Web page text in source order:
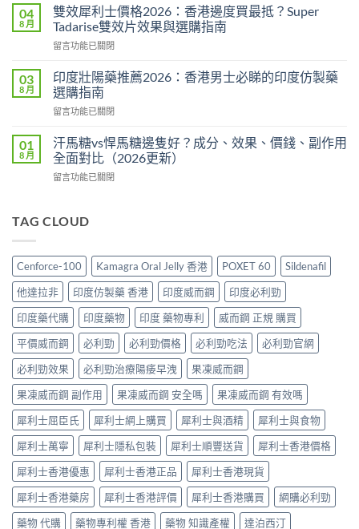
格
2026
攻
印
度
Viagra
價
比
較、
辨
購
買
指
南〉
中
利
勁
印
度
價
格
2026：
香
哪
裡
最
POXET-
原
廠
比
較
及
正
貨
分
辨
指
南〉
中
04
8 月
雙效犀利士價格2026：香港邊度買最抵？Super
Tadarise雙效片效果與選購指南
在
效
犀
利
士
格
2026：
港
買
Super
Tadarise
雙
效
片
效
果
與
選
購
指
南〉
中
留言功能已關閉
03
8 月
印度壯陽藥推薦2026：香港男士必睇的印度仿製藥
選購指南
在
度
壯
陽
藥
2026：
士
必
睇
的
印
度
仿
製
藥
選
購
指
南〉
中
留言功能已關閉
01
8 月
汗馬糖vs悍馬糖邊隻好？成分、效果、價錢、副作用
全面對比（2026更新）
在
糖
馬
糖
邊
隻
好？
成
分、
效
果、
價
錢、
副
作
用
全
面
對
比
（2026
更
留言功能已關閉
TAG CLOUD
Cenforce-100 Kamagra Oral Jelly 香港 POXET 60
Sildenafil
他達拉非
印度仿製藥 香港 印度威而鋼
印度必利勁
印度藥代購
印度藥物 印度 藥物專利
威而鋼 正規 購買
平價威而鋼
必利勁 必利勁價格 必利勁吃法
必利勁官網
必利勁效果
必利勁治療陽痿早洩
果凍威而鋼
果凍威而鋼 副作用
果凍威而鋼 安全嗎
果凍威而鋼 有效嗎
犀利士屈臣氏
犀利士網上購買 犀利士與酒精
犀利士與食物
犀利士萬寧
犀利士隱私包裝 犀利士順豐送貨
犀利士香港價格
犀利士香港優惠
犀利士香港正品
犀利士香港現貨
犀利士香港藥房
犀利士香港評價 犀利士香港購買
網購必利勁
藥物 代購
藥物專利權 香港 藥物 知識產權
達泊西汀